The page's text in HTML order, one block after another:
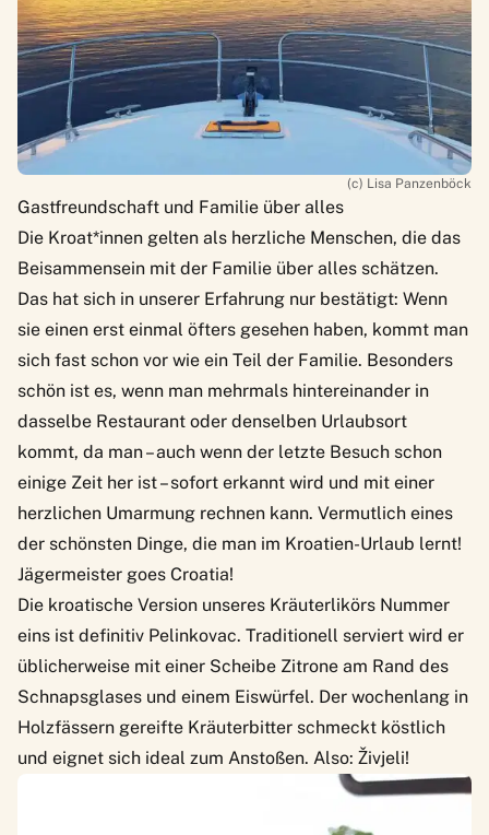
(c) Lisa Panzenböck
Gastfreundschaft und Familie über alles
Die Kroat*innen gelten als herzliche Menschen, die das
Beisammensein mit der Familie über alles schätzen.
Das hat sich in unserer Erfahrung nur bestätigt: Wenn
sie einen erst einmal öfters gesehen haben, kommt man
sich fast schon vor wie ein Teil der Familie. Besonders
schön ist es, wenn man mehrmals hintereinander in
dasselbe Restaurant oder denselben Urlaubsort
kommt, da man – auch wenn der letzte Besuch schon
einige Zeit her ist – sofort erkannt wird und mit einer
herzlichen Umarmung rechnen kann. Vermutlich eines
der schönsten Dinge, die man im Kroatien-Urlaub lernt!
Jägermeister goes Croatia!
Die kroatische Version unseres Kräuterlikörs Nummer
eins ist definitiv Pelinkovac. Traditionell serviert wird er
üblicherweise mit einer Scheibe Zitrone am Rand des
Schnapsglases und einem Eiswürfel. Der wochenlang in
Holzfässern gereifte Kräuterbitter schmeckt köstlich
und eignet sich ideal zum Anstoßen. Also: Živjeli!